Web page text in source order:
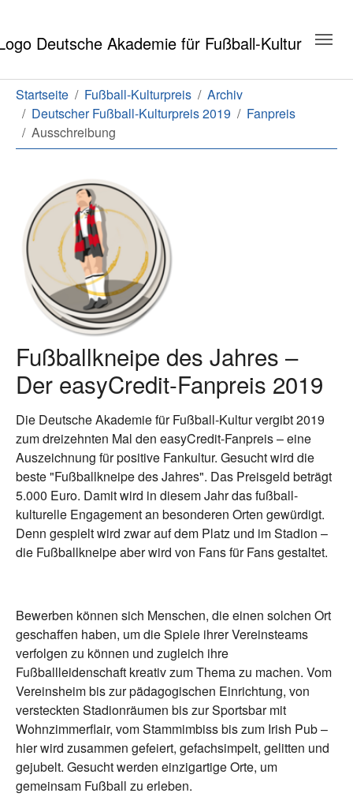
Sie sind hier:
Startseite Fußball-Kulturpreis
Archiv
Deutscher Fußball-Kulturpreis 2019
Fanpreis
Ausschreibung
Fußballkneipe des Jahres –
Der easyCredit-Fanpreis 2019
Die Deutsche Akademie für Fußball-Kultur vergibt 2019
zum dreizehnten Mal den easyCredit-Fanpreis – eine
Auszeichnung für positive Fankultur. Gesucht wird die
beste "Fußballkneipe des Jahres". Das Preisgeld beträgt
5.000 Euro. Damit wird in diesem Jahr das fußball-
kulturelle Engagement an besonderen Orten gewürdigt.
Denn gespielt wird zwar auf dem Platz und im Stadion –
die Fußballkneipe aber wird von Fans für Fans gestaltet.
Bewerben können sich Menschen, die einen solchen Ort
geschaffen haben, um die Spiele ihrer Vereinsteams
verfolgen zu können und zugleich ihre
Fußballleidenschaft kreativ zum Thema zu machen. Vom
Vereinsheim bis zur pädagogischen Einrichtung, von
versteckten Stadionräumen bis zur Sportsbar mit
Wohnzimmerflair, vom Stammimbiss bis zum Irish Pub –
hier wird zusammen gefeiert, gefachsimpelt, gelitten und
gejubelt. Gesucht werden einzigartige Orte, um
gemeinsam Fußball zu erleben.